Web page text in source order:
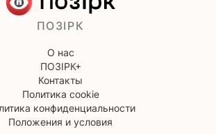
ПОЗІРК
О нас
ПОЗІРК+
Контакты
Политика cookie
конфиденциальности
Положения и условия